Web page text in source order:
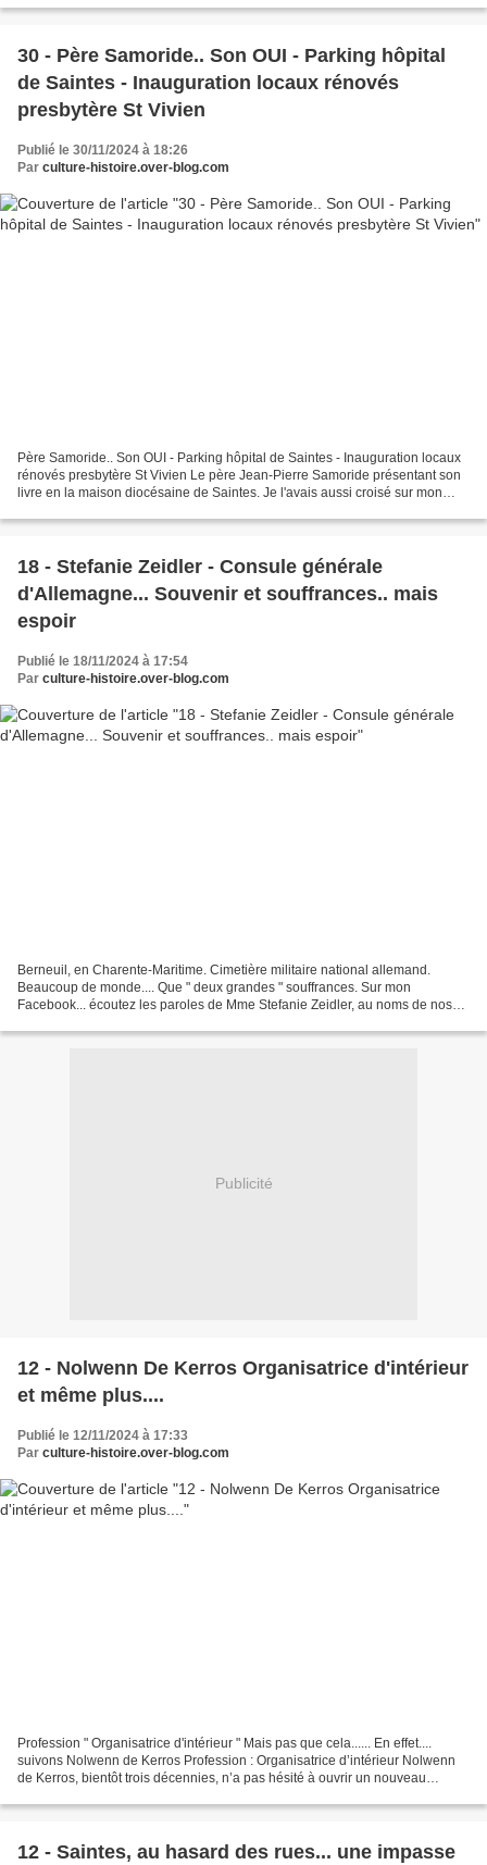
30 - Père Samoride.. Son OUI - Parking hôpital
de Saintes - Inauguration locaux rénovés
presbytère St Vivien
Publié le 30/11/2024 à 18:26
Par culture-histoire.over-blog.com
Père Samoride.. Son OUI - Parking hôpital de Saintes - Inauguration locaux
rénovés presbytère St Vivien Le père Jean-Pierre Samoride présentant son
livre en la maison diocésaine de Saintes. Je l'avais aussi croisé sur mon
18 - Stefanie Zeidler - Consule générale
d'Allemagne... Souvenir et souffrances.. mais
espoir
Publié le 18/11/2024 à 17:54
Par culture-histoire.over-blog.com
Berneuil, en Charente-Maritime. Cimetière militaire national allemand.
Beaucoup de monde.... Que " deux grandes " souffrances. Sur mon
Facebook... écoutez les paroles de Mme Stefanie Zeidler, au noms de nos
Publicité
12 - Nolwenn De Kerros Organisatrice d'intérieur
et même plus....
Publié le 12/11/2024 à 17:33
Par culture-histoire.over-blog.com
Profession " Organisatrice d'intérieur " Mais pas que cela...... En effet....
suivons Nolwenn de Kerros Profession : Organisatrice d’intérieur Nolwenn
de Kerros, bientôt trois décennies, n’a pas hésité à ouvrir un nouveau
12 - Saintes, au hasard des rues... une impasse